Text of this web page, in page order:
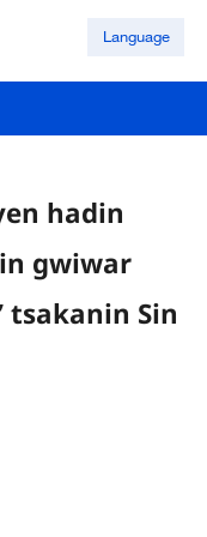
Language
hadin
gwiwar
tsakanin Sin